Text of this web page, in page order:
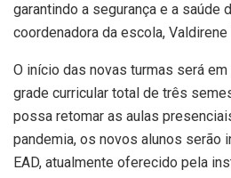
garantindo a segurança e a saúde
coordenadora da escola, Valdirene
O início das novas turmas será
grade curricular total de três
possa retomar as aulas
pandemia, os novos alunos serão
EAD, atualmente oferecido pela